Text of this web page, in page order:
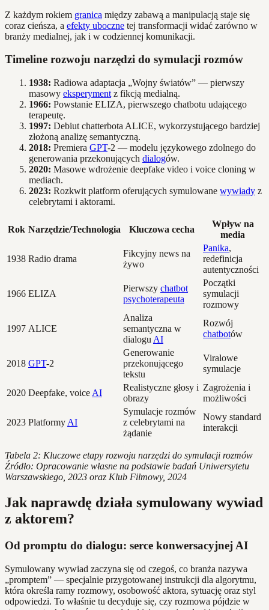
Z każdym rokiem granica między zabawą a manipulacją staje się
coraz cieńsza, a efekty uboczne tej transformacji widać zarówno w
branży medialnej, jak i w codziennej komunikacji.
Timeline rozwoju narzędzi do symulacji rozmów
1938: Radiowa adaptacja „Wojny światów” — pierwszy
masowy eksperyment z fikcją medialną.
1966: Powstanie ELIZA, pierwszego chatbotu udającego
terapeutę.
1997: Debiut chatterbota ALICE, wykorzystującego bardziej
złożoną analizę semantyczną.
2018: Premiera GPT-2 — modelu językowego zdolnego do
generowania przekonujących dialogów.
2020: Masowe wdrożenie deepfake video i voice cloning w
mediach.
2023: Rozkwit platform oferujących symulowane wywiady z
celebrytami i aktorami.
Rok Narzędzie/Technologia Kluczowa cecha
Wpływ na
media
1938 Radio drama
Fikcyjny news na
żywo
Panika,
redefinicja
autentyczności
1966 ELIZA
Pierwszy chatbot
psychoterapeuta
Początki
symulacji
rozmowy
1997 ALICE
Analiza
semantyczna w
dialogu AI
Rozwój
chatbotów
2018 GPT-2
Generowanie
przekonującego
tekstu
Viralowe
symulacje
2020 Deepfake, voice AI
Realistyczne głosy i
obrazy
Zagrożenia i
możliwości
2023 Platformy AI
Symulacje rozmów
z celebrytami na
żądanie
Nowy standard
interakcji
Tabela 2: Kluczowe etapy rozwoju narzędzi do symulacji rozmów
Źródło: Opracowanie własne na podstawie badań Uniwersytetu
Warszawskiego, 2023 oraz Klub Filmowy, 2024
Jak naprawdę działa symulowany wywiad
z aktorem?
Od promptu do dialogu: serce konwersacyjnej AI
Symulowany wywiad zaczyna się od czegoś, co branża nazywa
„promptem” — specjalnie przygotowanej instrukcji dla algorytmu,
która określa ramy rozmowy, osobowość aktora, sytuację oraz styl
odpowiedzi. To właśnie tu decyduje się, czy rozmowa pójdzie w